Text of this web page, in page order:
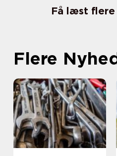
Få læst
Flere